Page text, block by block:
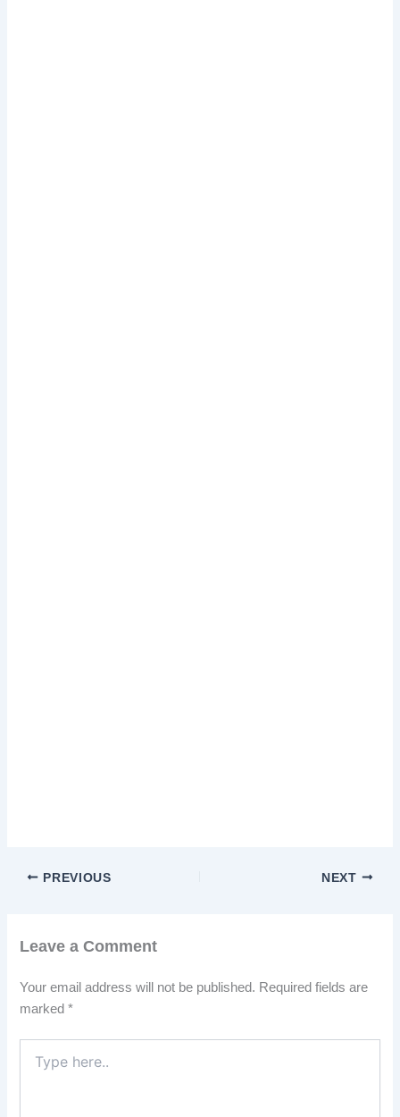
PREVIOUS NEXT
Leave a Comment
Your email address will not be published. Required fields are
marked*
here..